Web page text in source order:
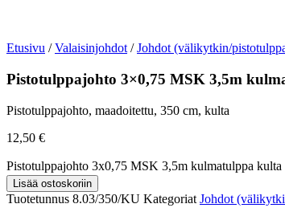
Etusivu /Valaisinjohdot /Johdot (välikytkin/
Pistotulppajohto 3×0,75 MSK 3,5m
Pistotulppajohto, maadoitettu, 350 cm, kulta
12,50 €
Pistotulppajohto 3x0,75 MSK 3,5m kulmatulppa kulta
Lisää ostoskoriin
Tuotetunnus 8.03/350/KU Kategoriat Johdot